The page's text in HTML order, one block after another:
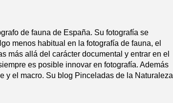
de fauna de España. Su fotografía se
menos habitual en la fotografía de fauna, el
más allá del carácter documental y entrar en el
es posible innovar en fotografía. Además
y el macro. Su blog Pinceladas de la Naturaleza